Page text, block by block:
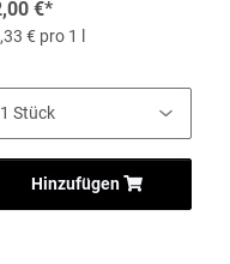
€*
€ pro 1 l
Hinzufügen